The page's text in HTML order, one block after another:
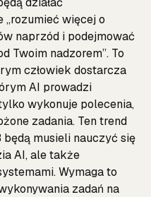
„rozumieć więcej o
naprzód i podejmować
Twoim nadzorem”. To
człowiek dostarcza
AI prowadzi
wykonuje polecenia,
zadania. Ten trend
musieli nauczyć się
AI, ale także
Wymaga to
zadań na